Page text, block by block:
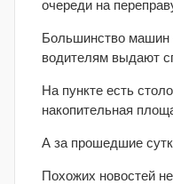
очереди на
Большинство машин
водителям выдают
На пункте есть
накопительная
А за прошедшие
Похожих новостей